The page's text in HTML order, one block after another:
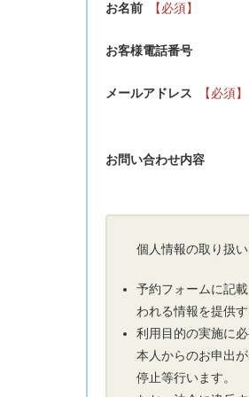
お名前
【必須】
お客様電話番号
メールアドレス 【必須】
お問い合わせ内容
個人情報の取り扱
予約フォームに記
われる情報を提供
利用目的の実施に
本人からのお申出
停止等行います。